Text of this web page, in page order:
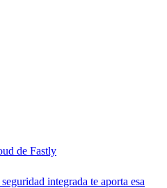
de Fastly
integrada te aporta esa